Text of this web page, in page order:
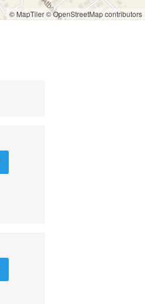
© MapTiler© OpenStreetMap contributors